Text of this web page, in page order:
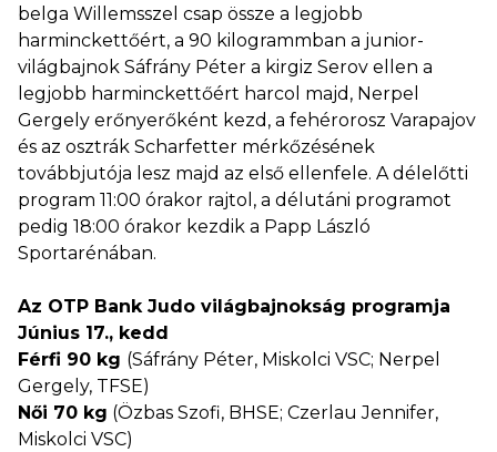
belga Willemsszel csap össze a legjobb
harminckettőért, a 90 kilogrammban a junior-
világbajnok Sáfrány Péter a kirgiz Serov ellen a
legjobb harminckettőért harcol majd, Nerpel
Gergely erőnyerőként kezd, a fehérorosz Varapajov
és az osztrák Scharfetter mérkőzésének
továbbjutója lesz majd az első ellenfele. A délelőtti
program 11:00 órakor rajtol, a délutáni programot
pedig 18:00 órakor kezdik a Papp László
Sportarénában.
Az OTP Bank Judo világbajnokság programja
Június 17., kedd
Férfi 90 kg (Sáfrány Péter, Miskolci VSC; Nerpel
Gergely, TFSE)
Női 70 kg (Özbas Szofi, BHSE; Czerlau Jennifer,
Miskolci VSC)